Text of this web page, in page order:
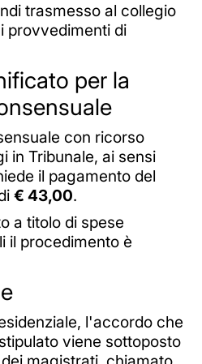
trasmesso al collegio
provvedimenti di
per la
con ricorso
in Tribunale, ai sensi
il pagamento del
€ 43,00.
a titolo di spese
il procedimento è
l'accordo che
viene sottoposto